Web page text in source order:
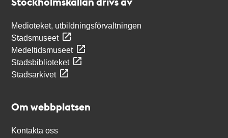
Medioteket, utbildningsförvaltningen
Stadsmuseet
Medeltidsmuseet
Stadsbiblioteket
Stadsarkivet
Om webbplatsen
Kontakta oss